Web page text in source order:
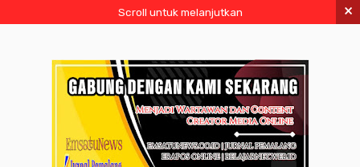
Scroll untuk melanjutkan ×